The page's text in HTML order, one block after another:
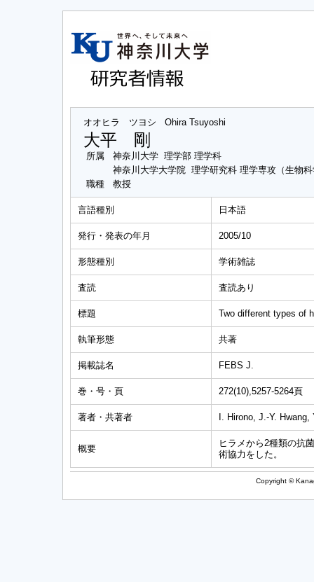
オオヒラ ツヨシ Ohira Tsuyoshi
大平 剛
所属
神奈川大学 理学部 理学科
神奈川大学大学院 理学研究科 理学専攻（生物
職種
教授
言語種別 日本語
発行・発表の年月 2005/10
形態種別 学術雑誌
査読 査読あり
標題 Two different types of
執筆形態 共著
掲載誌名 FEBS J.
巻・号・頁 272(10),5257-5264頁
著者・共著者 I. Hirono, J.-Y.
概要
ヒラメから2種類の抗
術協力をした。
Copyright ©